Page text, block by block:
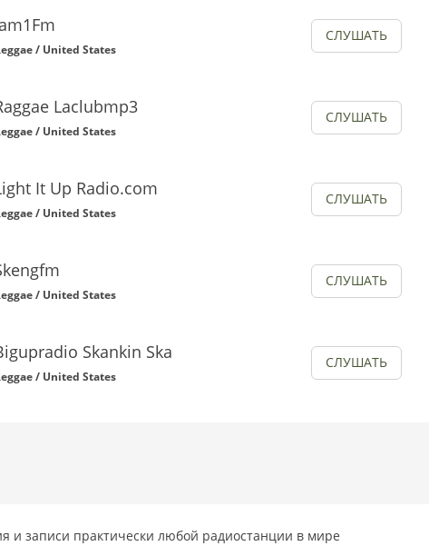
/ United States
СЛУШАТЬ
Laclubmp3
/ United States
СЛУШАТЬ
It Up Radio.com
/ United States
СЛУШАТЬ
/ United States
СЛУШАТЬ
Skankin Ska
/ United States
СЛУШАТЬ
и записи практически любой радиостанции в мире